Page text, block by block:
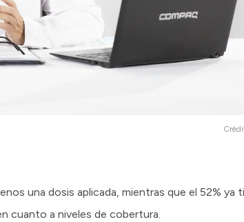
una dosis aplicada, mientras que el 52% ya
cuanto a niveles de cobertura.